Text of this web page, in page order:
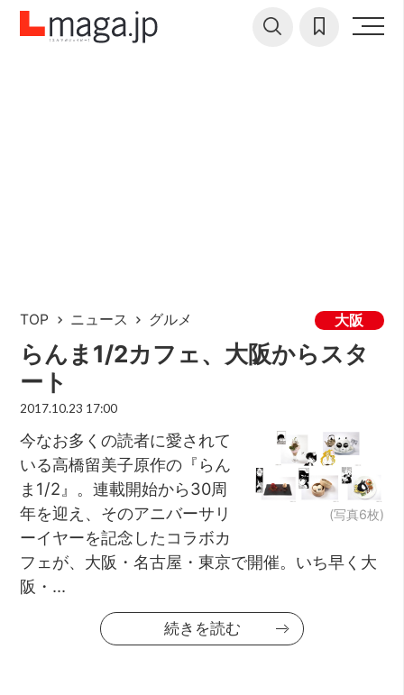
TOP ニュース グルメ 大阪
らんま1/2カフェ、大阪からスタ
ート
2017.10.23 17:00
(写真6枚)
今なお多くの読者に愛されて
いる高橋留美子原作の『らん
ま1/2』。連載開始から30周
年を迎え、そのアニバーサリ
ーイヤーを記念したコラボカ
フェが、大阪・名古屋・東京で開催。いち早く大
阪・...
続きを読む